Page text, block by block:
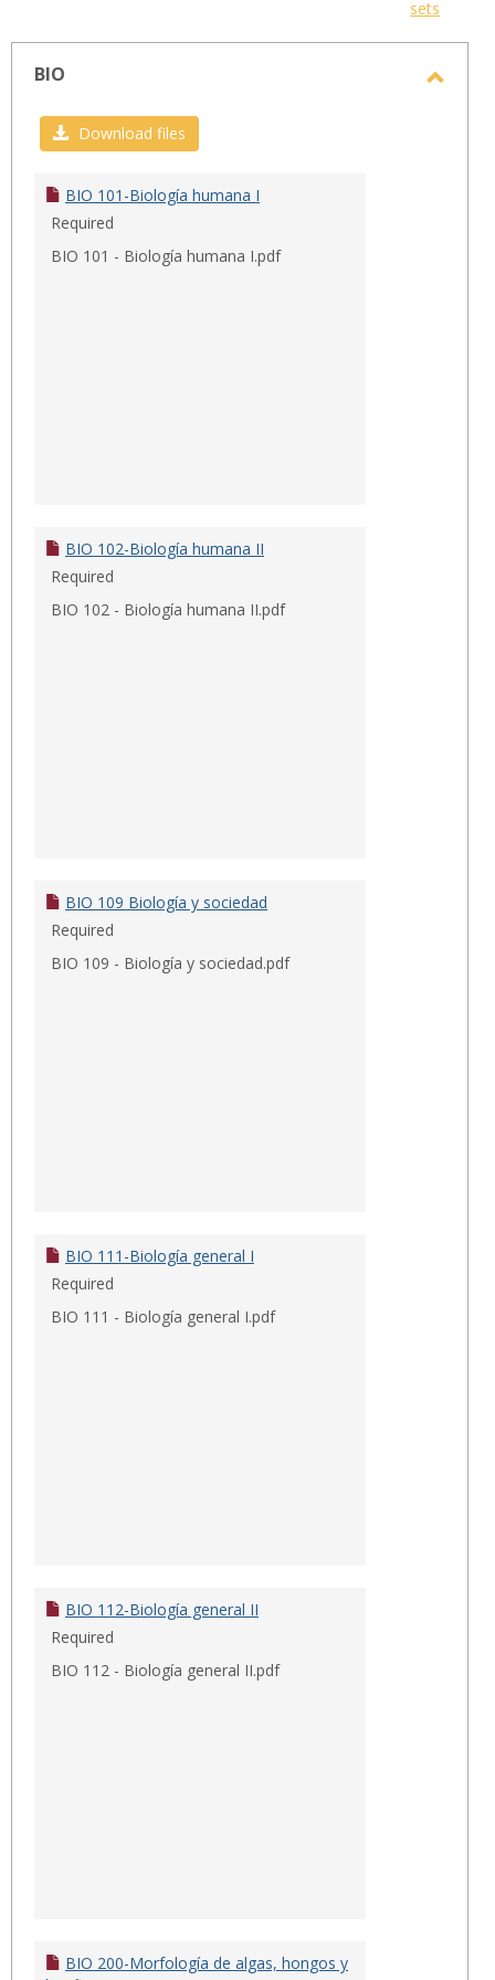
-
sets
BIO
Download files
BIO 101-Biología humana I
Required
BIO 101 - Biología humana I.pdf
BIO 102-Biología humana II
Required
BIO 102 - Biología humana II.pdf
BIO 109 Biología y sociedad
Required
BIO 109 - Biología y sociedad.pdf
BIO 111-Biología general I
Required
BIO 111 - Biología general I.pdf
BIO 112-Biología general II
Required
BIO 112 - Biología general II.pdf
BIO 200-Morfología de algas, hongos y